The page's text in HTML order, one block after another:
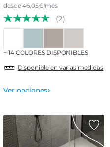
desde 46,05€/mes
(2)
+ 14 COLORES DISPONIBLES
Disponible en varias medidas
Ver opciones›